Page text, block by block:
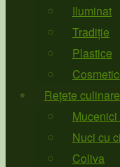
Iluminat
Tradiție
Plastice
Rețete culinare
Nuci cu
Coliva